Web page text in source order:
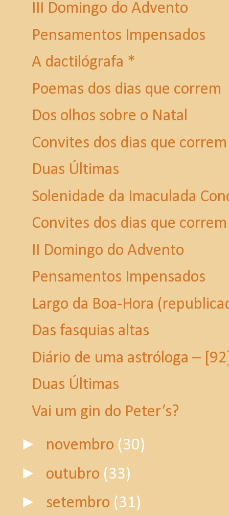
III Domingo do Advento
Pensamentos Impensados
A dactilógrafa *
Poemas dos dias que correm
Dos olhos sobre o Natal
Convites dos dias que correm
Duas Últimas
Solenidade da Imaculada
Convites dos dias que correm
II Domingo do Advento
Pensamentos Impensados
Largo da Boa-Hora
Das fasquias altas
Diário de uma astróloga –
Duas Últimas
Vai um gin do Peter’s?
► novembro (30)
► outubro (33)
► setembro (31)